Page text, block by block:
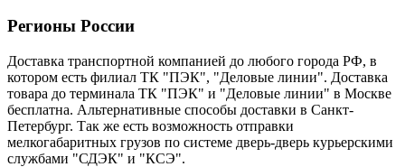
Регионы России
Доставка транспортной компанией до любого города РФ, в
котором есть филиал ТК "ПЭК", "Деловые линии". Доставка
товара до терминала ТК "ПЭК" и "Деловые линии" в Москве
бесплатна. Альтернативные способы доставки в Санкт-
Петербург. Так же есть возможность отправки
мелкогабаритных грузов по системе дверь-дверь курьерскими
службами "СДЭК" и "КСЭ".